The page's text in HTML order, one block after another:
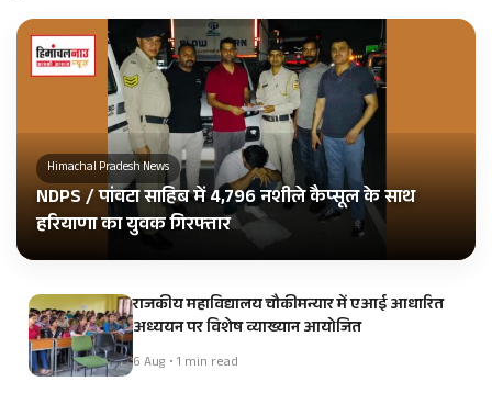
Himachal Pradesh News
NDPS / पांवटा साहिब में 4,796 नशीले कैप्सूल के साथ
हरियाणा का युवक गिरफ्तार
राजकीय महाविद्यालय चौकीमन्यार में एआई आधारित
अध्ययन पर विशेष व्याख्यान आयोजित
6 Aug • 1 min read